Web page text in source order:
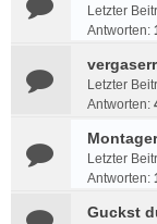
Letzter
Antworten:
Letzter
Antworten:
Letzter
Antworten:
Guckst